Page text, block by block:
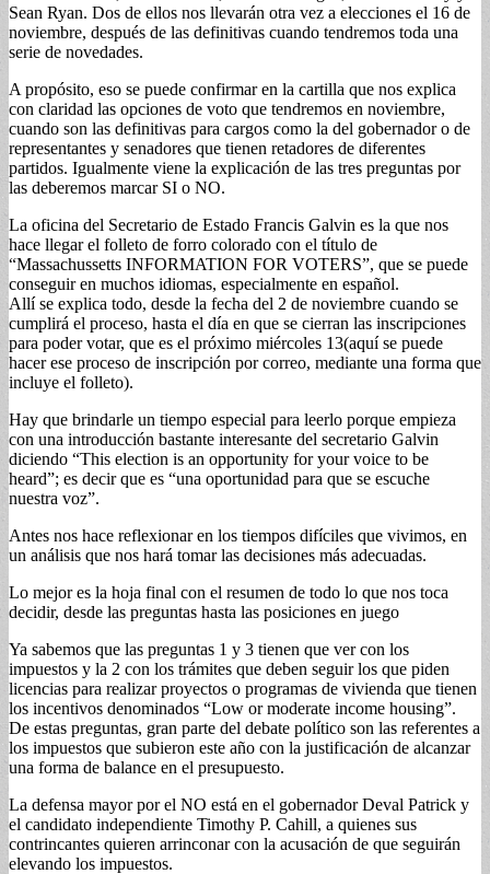
Sean Ryan. Dos de ellos nos llevarán otra vez a elecciones el 16 de
noviembre, después de las definitivas cuando tendremos toda una
serie de novedades.
A propósito, eso se puede confirmar en la cartilla que nos explica
con claridad las opciones de voto que tendremos en noviembre,
cuando son las definitivas para cargos como la del gobernador o de
representantes y senadores que tienen retadores de diferentes
partidos. Igualmente viene la explicación de las tres preguntas por
las deberemos marcar SI o NO.
La oficina del Secretario de Estado Francis Galvin es la que nos
hace llegar el folleto de forro colorado con el título de
“Massachussetts INFORMATION FOR VOTERS”, que se puede
conseguir en muchos idiomas, especialmente en español.
Allí se explica todo, desde la fecha del 2 de noviembre cuando se
cumplirá el proceso, hasta el día en que se cierran las inscripciones
para poder votar, que es el próximo miércoles 13(aquí se puede
hacer ese proceso de inscripción por correo, mediante una forma que
incluye el folleto).
Hay que brindarle un tiempo especial para leerlo porque empieza
con una introducción bastante interesante del secretario Galvin
diciendo “This election is an opportunity for your voice to be
heard”; es decir que es “una oportunidad para que se escuche
nuestra voz”.
Antes nos hace reflexionar en los tiempos difíciles que vivimos, en
un análisis que nos hará tomar las decisiones más adecuadas.
Lo mejor es la hoja final con el resumen de todo lo que nos toca
decidir, desde las preguntas hasta las posiciones en juego
Ya sabemos que las preguntas 1 y 3 tienen que ver con los
impuestos y la 2 con los trámites que deben seguir los que piden
licencias para realizar proyectos o programas de vivienda que tienen
los incentivos denominados “Low or moderate income housing”.
De estas preguntas, gran parte del debate político son las referentes a
los impuestos que subieron este año con la justificación de alcanzar
una forma de balance en el presupuesto.
La defensa mayor por el NO está en el gobernador Deval Patrick y
el candidato independiente Timothy P. Cahill, a quienes sus
contrincantes quieren arrinconar con la acusación de que seguirán
elevando los impuestos.